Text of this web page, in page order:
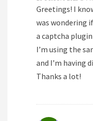
Greetings! I
was wondering
a captcha
I’m using the
and I’m having
Thanks a lot!